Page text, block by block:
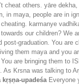
others. yāre
maya, people are in
karmanye
our children? We
graduation. You are
them maya and you
are bringing them to
Krsna was talking to
kṛṣṇa-upadeśa Everyone